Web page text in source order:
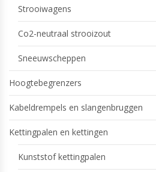
Strooiwagens
Co2-neutraal strooizout
Sneeuwscheppen
Hoogtebegrenzers
Kabeldrempels en slangenbruggen
Kettingpalen en kettingen
Kunststof kettingpalen